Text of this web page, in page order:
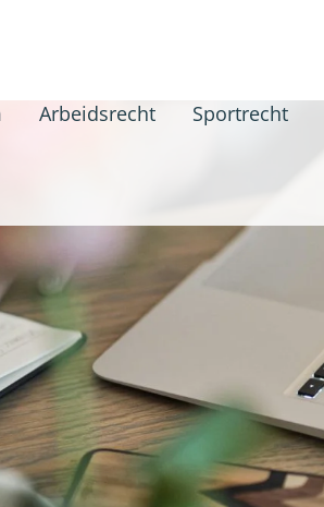
Arbeidsrecht Sportrecht